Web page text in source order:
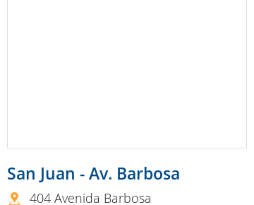
San Juan - Av. Barbosa
404 Avenida Barbosa